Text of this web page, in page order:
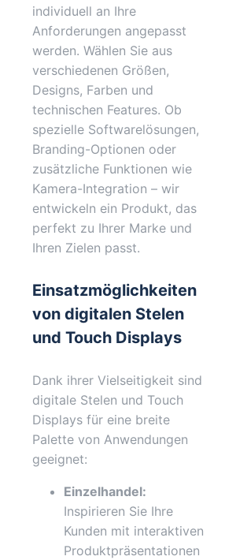
individuell an Ihre
Anforderungen angepasst
werden. Wählen Sie aus
verschiedenen Größen,
Designs, Farben und
technischen Features. Ob
spezielle Softwarelösungen,
Branding-Optionen oder
zusätzliche Funktionen wie
Kamera-Integration – wir
entwickeln ein Produkt, das
perfekt zu Ihrer Marke und
Ihren Zielen passt.
Einsatzmöglichkeiten
von digitalen Stelen
und Touch Displays
Dank ihrer Vielseitigkeit sind
digitale Stelen und Touch
Displays für eine breite
Palette von Anwendungen
geeignet:
Einzelhandel:
Inspirieren Sie Ihre
Kunden mit interaktiven
Produktpräsentationen